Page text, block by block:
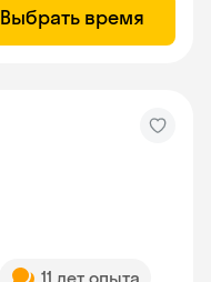
Выбрать время
11 лет опыта